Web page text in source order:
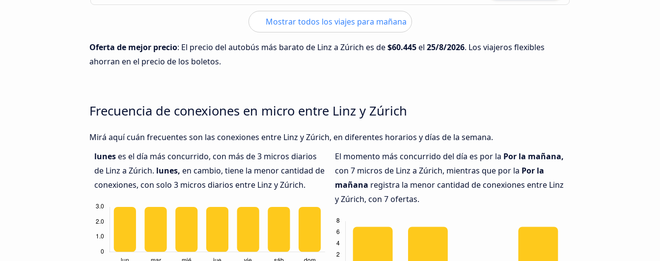
Mostrar todos los viajes para mañana
Oferta de mejor precio: El precio del autobús más barato de Linz a Zúrich es de$60.445el 25/8/2026. Los viajeros flexibles
ahorran en el precio de los boletos.
Frecuencia de conexiones en micro entre Linz y Zúrich
Mirá aquí cuán frecuentes son las conexiones entre Linz y Zúrich, en diferentes horarios y días de la semana.
luneses el día más concurrido, con más de 3 micros diarios
de Linz a Zúrich. lunes, en cambio, tiene la menor cantidad de
conexiones, con solo 3 micros diarios entre Linz y Zúrich.
El momento más concurrido del día es por la Por la mañana,
con 7 micros de Linz a Zúrich, mientras que por la Por la
mañana registra la menor cantidad de conexiones entre Linz
y Zúrich, con 7 ofertas.